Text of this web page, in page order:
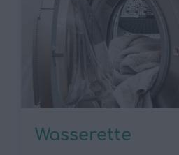
Wasserette